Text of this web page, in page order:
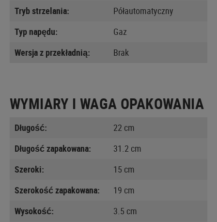
Tryb strzelania:
Półautomatyczny
Typ napędu:
Gaz
Wersja z przekładnią:
Brak
WYMIARY I WAGA OPAKOWANIA
Długość:
22 cm
Długość zapakowana:
31.2 cm
Szeroki:
15 cm
Szerokość zapakowana:
19 cm
Wysokość:
3.5 cm